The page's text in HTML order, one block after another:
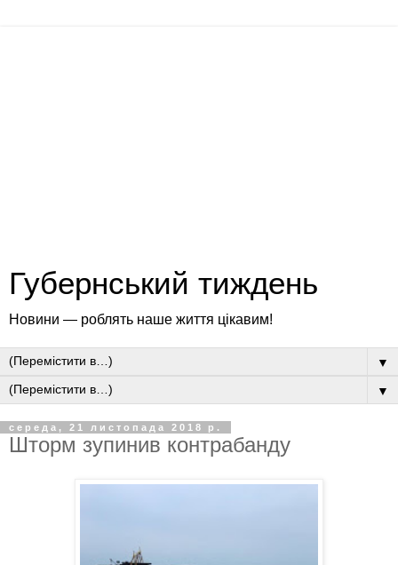
Губернський тиждень
Новини — роблять наше життя цікавим!
▼
▼
середа, 21 листопада 2018 р.
Шторм зупинив контрабанду